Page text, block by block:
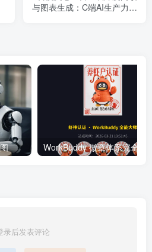
与图表生成：C端AI生产力再
录后发表评论